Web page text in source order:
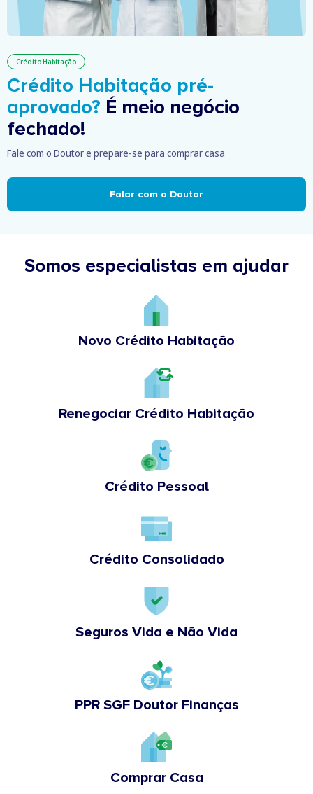
Crédito Habitação
Crédito Habitação pré-
aprovado? É meio negócio
fechado!
Fale com o Doutor e prepare-se para comprar casa
Falar com o Doutor
Somos especialistas em ajudar
Novo Crédito Habitação
Renegociar Crédito Habitação
Crédito Pessoal
Crédito Consolidado
Seguros Vida e Não Vida
PPR SGF Doutor Finanças
Comprar Casa